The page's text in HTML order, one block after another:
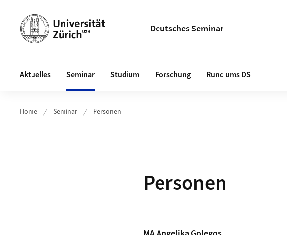
Deutsches Seminar
Aktuelles Seminar Studium Forschung Rund ums DS
Home Seminar Personen
Personen